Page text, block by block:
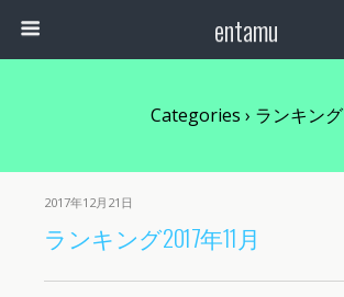
entamu
Categories › ランキング
2017年12月21日
ランキング2017年11月